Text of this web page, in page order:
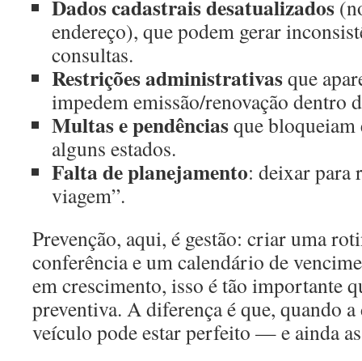
Dados cadastrais desatualizados
endereço), que podem gerar
consultas.
Restrições administrativasque
impedem emissão/renovação dentro
Multas e pendênciasque bloqueiam
alguns estados.
Falta de planejamento: deixar para
viagem”.
Prevenção, aqui, é gestão: criar uma
conferência e um calendário de
em crescimento, isso é tão importante
preventiva. A diferença é que, quando
veículo pode estar perfeito — e ainda